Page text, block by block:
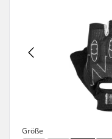
Größe